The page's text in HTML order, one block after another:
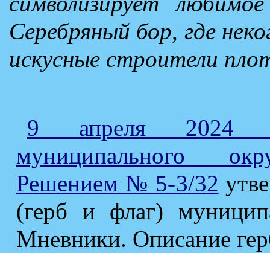
Серебряный бор, где
искусные строители
9 апреля 2024
муниципального
Решением № 5-3/32
(герб и флаг)
Мневники. Описание